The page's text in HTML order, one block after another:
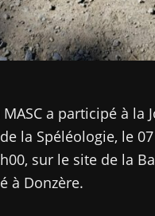
a participé à la
la Spéléologie, le
sur le site de la
à Donzère.